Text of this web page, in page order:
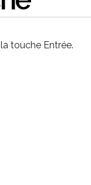
touche Entrée.